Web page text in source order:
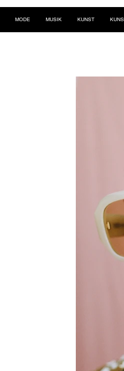
MODE MUSIK KUNST